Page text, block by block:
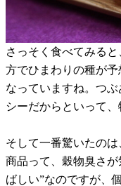
さっそく食べてみる
方でひまわりの種が
なっていますね。つ
シーだからといって
そして一番驚いたの
商品って、穀物臭さ
ばしい”なのですが、